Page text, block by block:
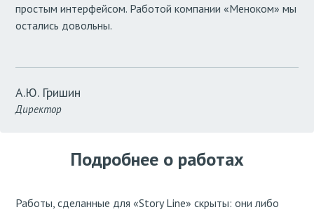
простым интерфейсом. Работой компании «Меноком» мы
остались довольны.
А.Ю. Гришин
Директор
Подробнее о работах
Работы, сделанные для «Story Line» скрыты: они либо